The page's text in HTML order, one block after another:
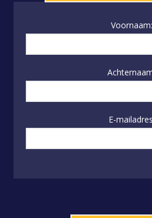
Voornaam:
E-